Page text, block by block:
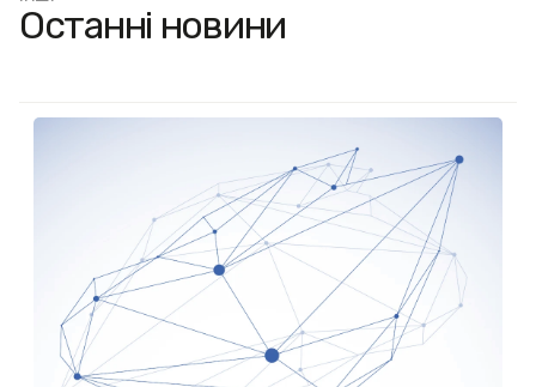
Останні новини